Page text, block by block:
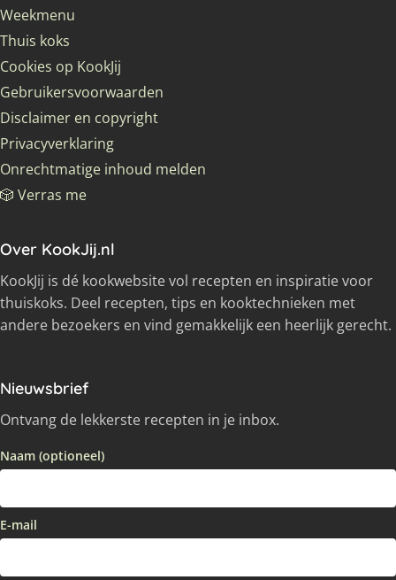
Weekmenu
Thuis koks
Cookies op KookJij
Gebruikersvoorwaarden
Disclaimer en copyright
Privacyverklaring
Onrechtmatige inhoud melden
🎲 Verras me
Over KookJij.nl
KookJij is dé kookwebsite vol recepten en inspiratie voor
thuiskoks. Deel recepten, tips en kooktechnieken met
andere bezoekers en vind gemakkelijk een heerlijk gerecht.
Nieuwsbrief
Ontvang de lekkerste recepten in je inbox.
Naam (optioneel)
E-mail